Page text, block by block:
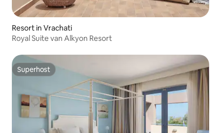
Resort in Vrachati
Royal Suite van Alkyon Resort
Superhost
Superhost